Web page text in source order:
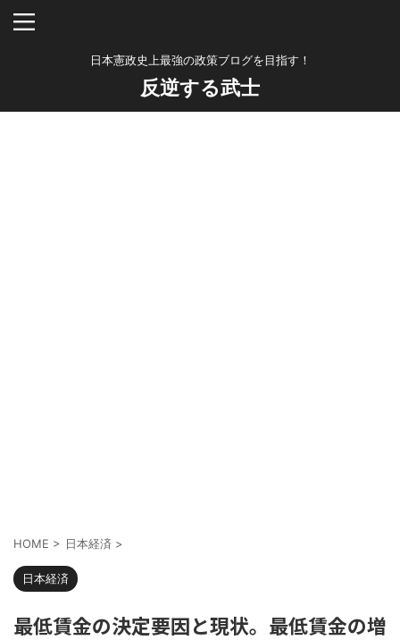
日本憲政史上最強の政策ブログを目指す！
反逆する武士
HOME > 日本経済 >
日本経済
最低賃金の決定要因と現状。最低賃金の増